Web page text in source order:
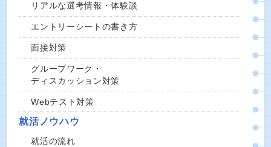
リアルな選考情報・体験談
エントリーシートの書き方
面接対策
グループワーク・
ディスカッション対策
Webテスト対策
就活ノウハウ
就活の流れ